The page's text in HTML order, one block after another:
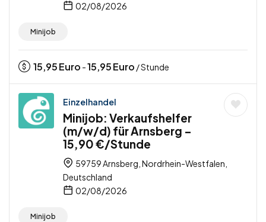
02/08/2026
Minijob
15,95Euro -15,95Euro / Stunde
Einzelhandel
Minijob: Verkaufshelfer
(m/w/d) für Arnsberg –
15,90 €/Stunde
59759 Arnsberg, Nordrhein-Westfalen,
Deutschland
02/08/2026
Minijob